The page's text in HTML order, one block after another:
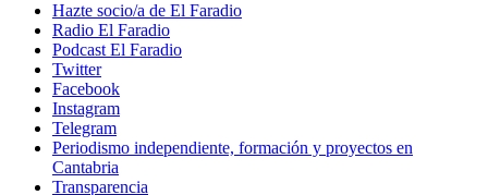
Hazte socio/a de El Faradio
Radio El Faradio
Podcast El Faradio
Twitter
Facebook
Instagram
Telegram
Periodismo independiente, formación y proyectos en
Cantabria
Transparencia